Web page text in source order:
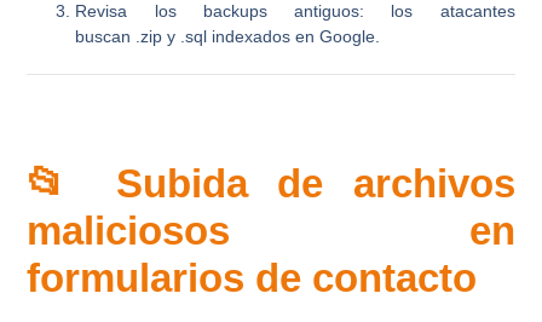
Revisa los backups antiguos: los atacantes
buscan .zip y .sql indexados en Google.
📂 Subida de archivos
maliciosos en
formularios de contacto